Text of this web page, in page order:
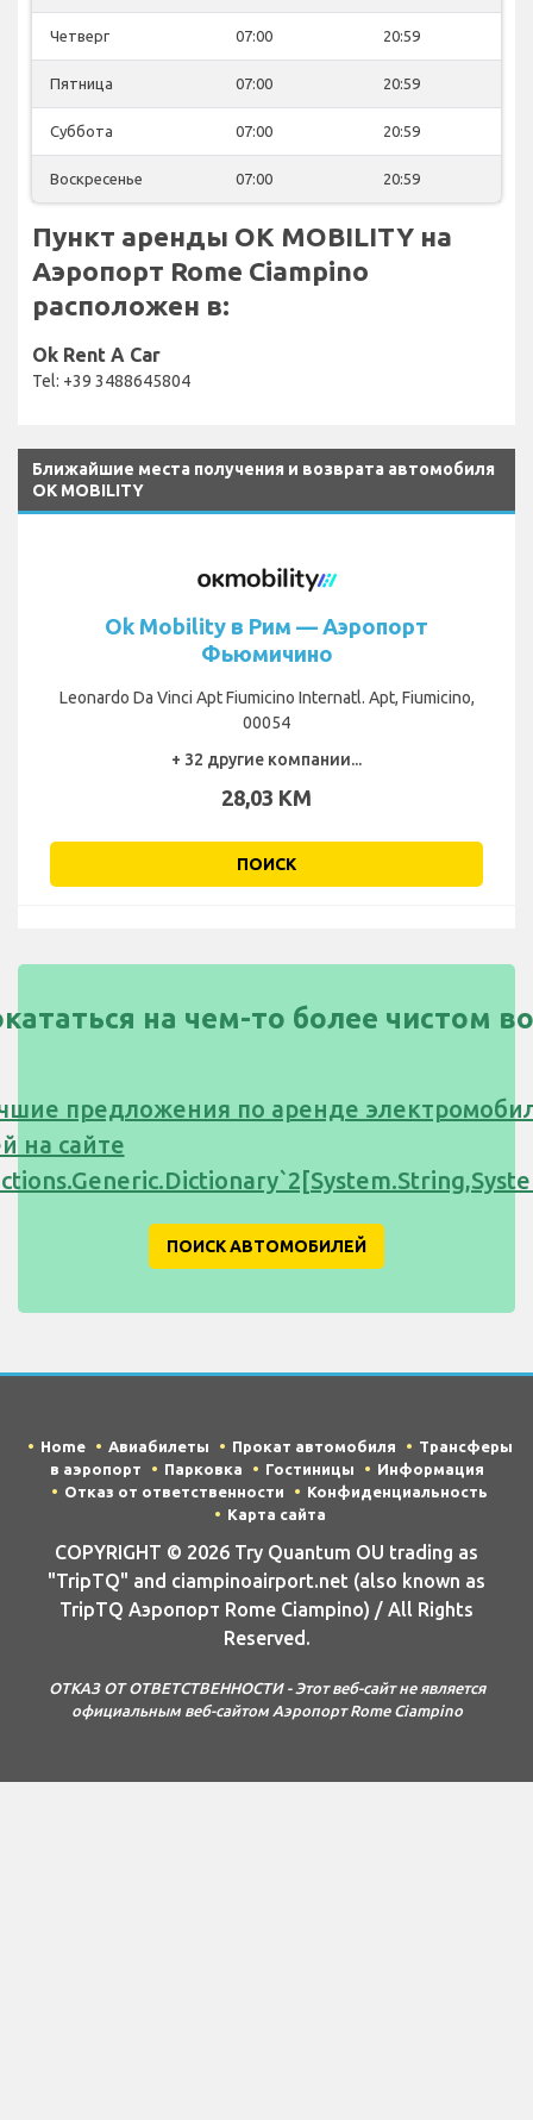
Четверг 07:00 20:59
Пятница 07:00 20:59
Суббота 07:00 20:59
Воскресенье 07:00 20:59
Пункт аренды OK MOBILITY на
Аэропорт Rome Ciampino
расположен в:
Ok Rent A Car
Tel: +39 3488645804
Ближайшие места получения и возврата автомобиля
OK MOBILITY
Ok Mobility в Рим — Аэропорт
Фьюмичино
Leonardo Da Vinci Apt Fiumicino Internatl. Apt, Fiumicino,
00054
+ 32 другие компании...
28,03 KM
ПОИСК
на чем-то более чистом
предложения по аренде
на сайте
ПОИСК АВТОМОБИЛЕЙ
Home Авиабилеты Прокат автомобиля
Трансферы
в аэропорт
Парковка Гостиницы
Информация
Отказ от ответственности
Конфиденциальность
Карта сайта
COPYRIGHT © 2026 Try Quantum OU trading as
"TripTQ" and ciampinoairport.net (also known as
TripTQ Аэропорт Rome Ciampino) / All Rights
Reserved.
ОТКАЗ ОТ ОТВЕТСТВЕННОСТИ - Этот веб-сайт не является
официальным веб-сайтом Аэропорт Rome Ciampino